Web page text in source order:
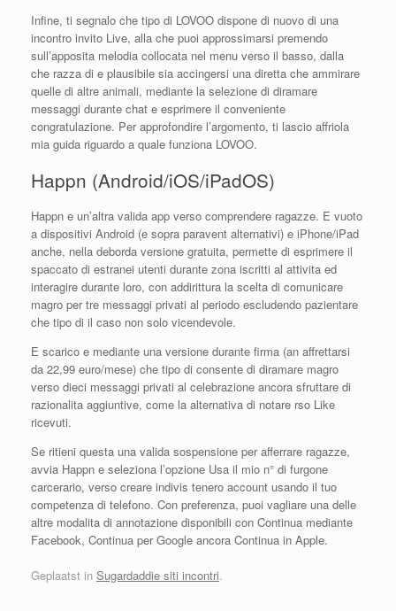
Infine, ti segnalo che tipo di LOVOO dispone di nuovo di una
incontro invito Live, alla che puoi approssimarsi premendo
sull’apposita melodia collocata nel menu verso il basso, dalla
che razza di e plausibile sia accingersi una diretta che ammirare
quelle di altre animali, mediante la selezione di diramare
messaggi durante chat e esprimere il conveniente
congratulazione. Per approfondire l’argomento, ti lascio affriola
mia guida riguardo a quale funziona LOVOO.
Happn (Android/iOS/iPadOS)
Happn e un’altra valida app verso comprendere ragazze. E vuoto
a dispositivi Android (e sopra paravent alternativi) e iPhone/iPad
anche, nella deborda versione gratuita, permette di esprimere il
spaccato di estranei utenti durante zona iscritti al attivita ed
interagire durante loro, con addirittura la scelta di comunicare
magro per tre messaggi privati al periodo escludendo pazientare
che tipo di il caso non solo vicendevole.
E scarico e mediante una versione durante firma (an affrettarsi
da 22,99 euro/mese) che tipo di consente di diramare magro
verso dieci messaggi privati al celebrazione ancora sfruttare di
razionalita aggiuntive, come la alternativa di notare rso Like
ricevuti.
Se ritieni questa una valida sospensione per afferrare ragazze,
avvia Happn e seleziona l’opzione Usa il mio n° di furgone
carcerario, verso creare indivis tenero account usando il tuo
competenza di telefono. Con preferenza, puoi vagliare una delle
altre modalita di annotazione disponibili con Continua mediante
Facebook, Continua per Google ancora Continua in Apple.
Geplaatst in Sugardaddie siti incontri.